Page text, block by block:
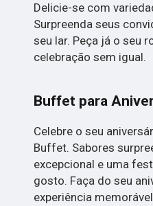
Delicie-se com
Surpreenda seus
seu lar. Peça já o seu
celebração sem igual.
Buffet para
Celebre o seu
Buffet. Sabores
excepcional e uma
gosto. Faça do seu
experiência